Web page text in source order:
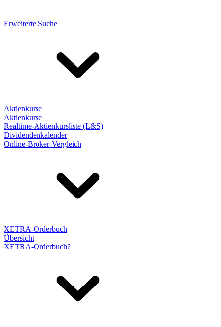
Erweiterte Suche
Aktienkurse
Aktienkurse
Realtime-Aktienkursliste (L&S)
Dividendenkalender
Online-Broker-Vergleich
XETRA-Orderbuch
Übersicht
XETRA-Orderbuch?